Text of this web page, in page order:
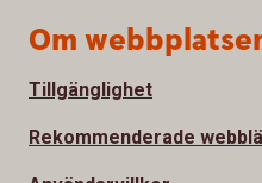
Om
Tillgänglighet
Rekommenderade